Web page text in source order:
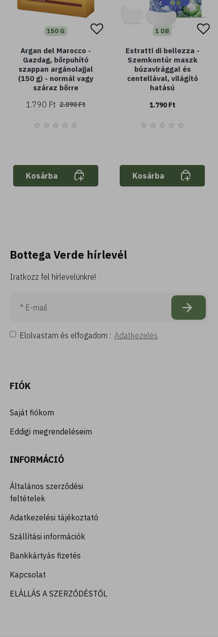
150 G
Argan del Marocco -
Gazdag, bőrpuhító
szappan argánolajjal
(150 g) - normál vagy
száraz bőrre
1.790 Ft 2.090 Ft
Kosárba
1 DB
Estratti di bellezza -
Szemkontúr maszk
búzavirággal és
centellával, világító
hatású
1.790 Ft
Kosárba
Bottega Verde hírlevél
Iratkozz fel hírlevelünkre!
Elolvastam és elfogadom : Adatkezelés
FIÓK
Saját fiókom
Eddigi megrendeléseim
INFORMÁCIÓ
Általános szerződési
feltételek
Adatkezelési tájékoztató
Szállítási információk
Bankkártyás fizetés
Kapcsolat
ELÁLLÁS A SZERZŐDÉSTŐL